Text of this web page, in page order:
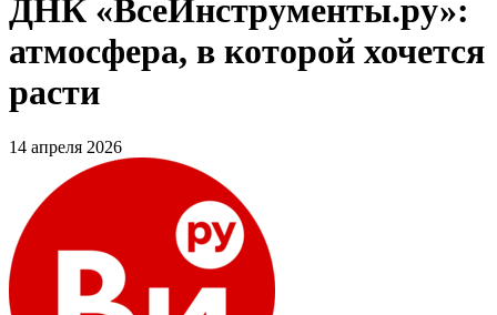
ДНК «ВсеИнструменты.ру»:
атмосфера, в которой хочется
расти
14 апреля 2026